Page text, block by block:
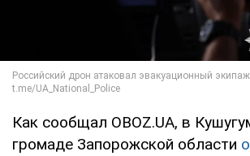
Как сообщал OBOZ.UA, в
громаде Запорожской области